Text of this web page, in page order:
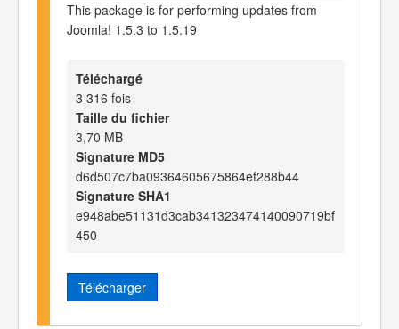
This package is for performing updates from
Joomla! 1.5.3 to 1.5.19
Téléchargé
3 316 fois
Taille du fichier
3,70 MB
Signature MD5
d6d507c7ba09364605675864ef288b44
Signature SHA1
e948abe51131d3cab341323474140090719bf
450
Télécharger